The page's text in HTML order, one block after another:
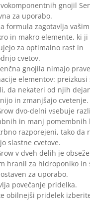
gnojil
za uporabo.
formula zagotavlja
in makro elemente, ki ji
za optimalno rast in
cvetov.
gnojila nimajo prave
elementov: preizkusi
da nekateri od njih
in zmanjšajo cvetenje.
dvo-delni vsebuje
in manj pomembnih
razporejeni, tako da
slastne cvetove.
v dveh delih je
hranil za hidroponiko in
za uporabo.
povečanje pridelka.
obilnejši pridelek